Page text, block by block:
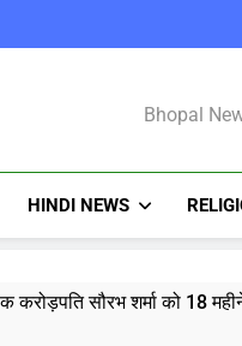
Bhopal
HINDI NEWS
करोड़पति सौरभ शर्मा को 18